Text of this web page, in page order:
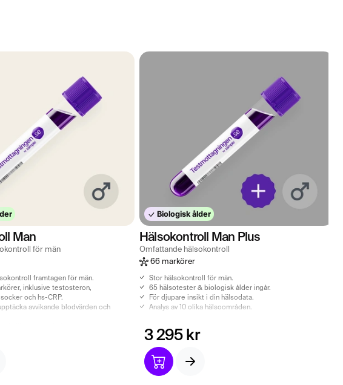
Man
för män
framtagen för män.
inklusive testosteron,
och hs-CRP.
avvikande blodvärden och
Biologisk ålder
Hälsokontroll Man Plus
Omfattande hälsokontroll
66 markörer
Stor hälsokontroll för män.
65 hälsotester & biologisk ålder ingår.
För djupare insikt i din hälsodata.
Analys av 10 olika hälsoområden.
3 295 kr